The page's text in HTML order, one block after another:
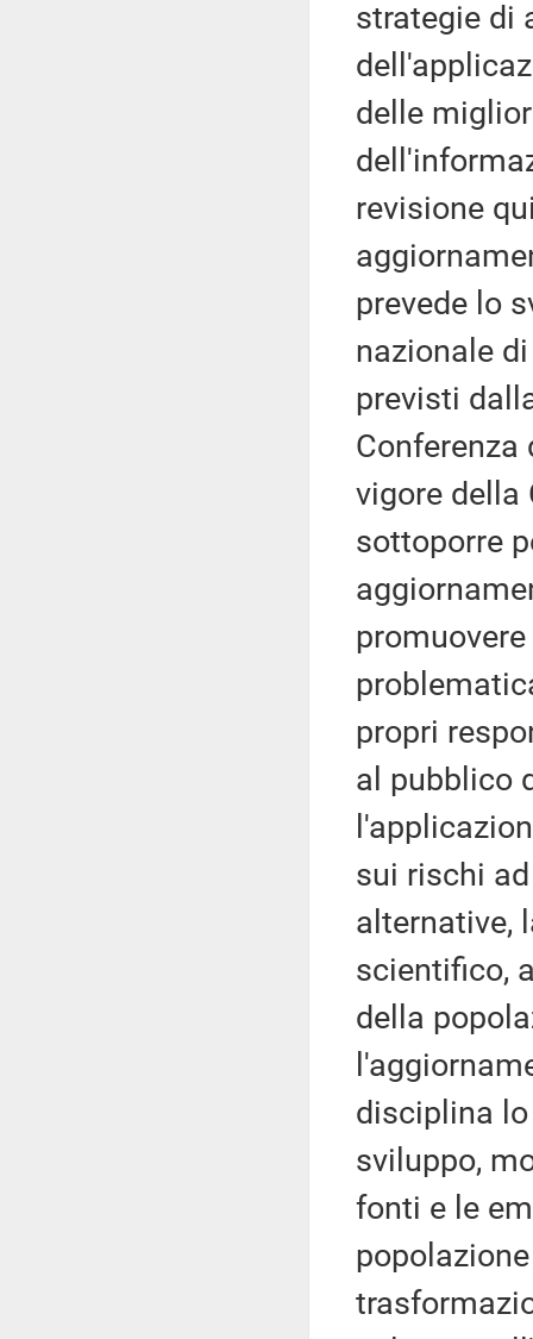
strategie di
delle
revisione
prevede lo
nazionale
previsti
vigore della
sottoporre
propri
al pubblico
sui rischi
alternative,
scientifico,
della
disciplina
sviluppo,
fonti e le